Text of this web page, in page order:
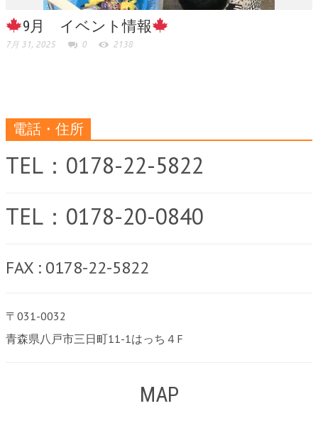
9月 イベント情報
7月 31, 2025 0 2138
電話・住所
TEL：0178-22-5822
TEL：0178-20-0840
FAX : 0178-22-5822
〒031-0032
青森県八戸市三日町11-1はっち４F
MAP